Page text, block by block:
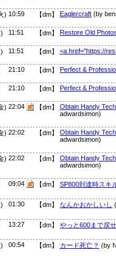
) 10:59 【dm】 Eaglercraft (by
11:51 【dm】 Restore Old
11:51 【dm】 <a href="https://
21:10 【dm】 Perfect &
21:10 【dm】 Perfect &
) 22:04 【dm】 Obtain Handy
adwardsimon)
) 22:02 【dm】 Obtain Handy
adwardsimon)
) 22:02 【dm】 Obtain Handy
adwardsimon)
09:04 【dm】 SP800到達時スキ
01:30 【dm】 なんかおかしいし
13:27 【dm】 やっと600まで戻
00:54 【dm】 カード死亡？ (by